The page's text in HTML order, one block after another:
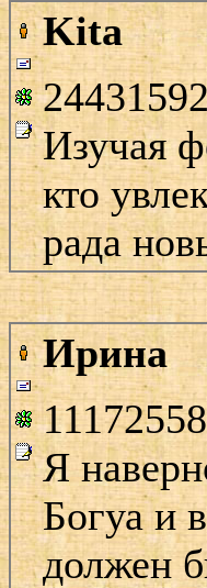
Kita
Изучая
кто
рада
Ирина
Я
Богуа и
должен